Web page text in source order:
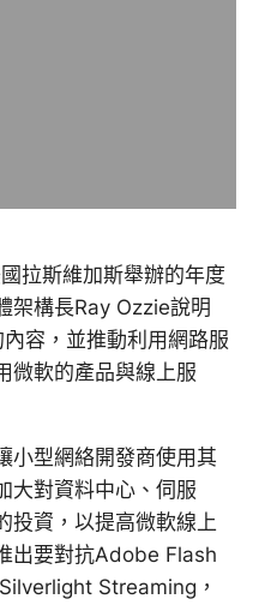
拉斯維加斯舉辦的年度
架構長Ray Ozzie說明
容，並推動利用網路服
微軟的產品與線上服
小型網絡開發商使用其
大對資料中心、伺服
投資，以提高微軟線上
出要對抗Adobe Flash
Streaming，